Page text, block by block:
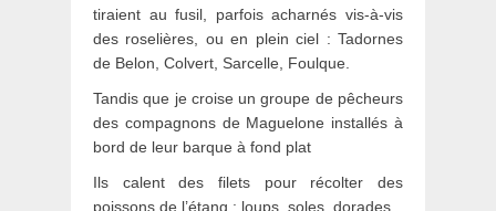
tiraient au fusil, parfois acharnés vis-à-vis
des roselières, ou en plein ciel : Tadornes
de Belon, Colvert, Sarcelle, Foulque.
Tandis que je croise un groupe de pêcheurs
des compagnons de Maguelone installés à
bord de leur barque à fond plat
Ils calent des filets pour récolter des
poissons de l’étang : loups, soles, dorades